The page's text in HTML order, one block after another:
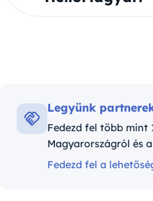
Legyünk
Fedezd fel több mint
Magyarországról és
Fedezd fel a